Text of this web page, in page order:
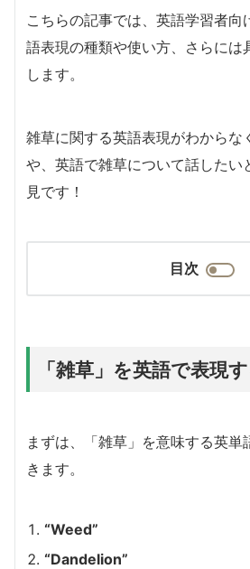
こちらの記事では、英語学習者向
語表現の種類や使い方、さらには
します。
雑草に関する英語表現がわからな
や、英語で雑草について話したい
見です！
目次
「雑草」を英語で表現
まずは、「雑草」を意味する英単
きます。
“Weed”
“Dandelion”